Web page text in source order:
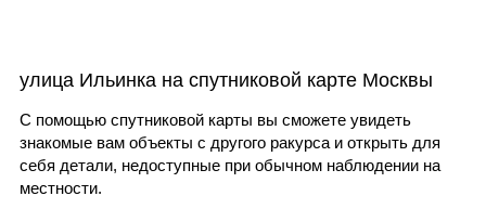
улица Ильинка на спутниковой карте Москвы
С помощью спутниковой карты вы сможете увидеть
знакомые вам объекты с другого ракурса и открыть для
себя детали, недоступные при обычном наблюдении на
местности.